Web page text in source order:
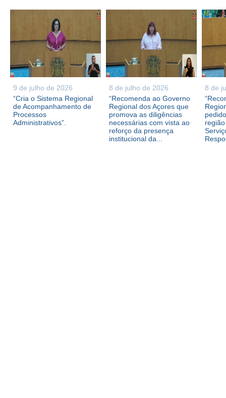
9 de julho de 2026
“Cria o Sistema Regional
de Acompanhamento de
Processos
Administrativos”.
8 de julho de 2026
“Recomenda ao Governo
Regional dos Açores que
promova as diligências
necessárias com vista ao
reforço da presença
institucional da...
8 de